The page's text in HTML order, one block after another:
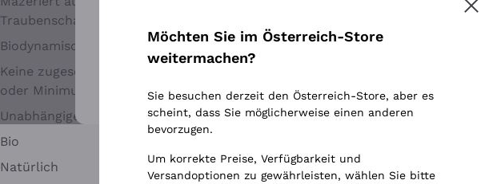
Traubenschalen
Biodynamisch
Keine zugesetzten Sulfite
oder Minimum
Unabhängige Weinbauern
Bio
Natürlich
Occhipinti Arianna
Biondi Santi
Argiolas
Zenato
Ca' dei Frati
Chardonnay
Weitere Informationen finden Sie in unserem Datenschutz-Bestimmungen
Möchten Sie im Österreich-Store
weitermachen?
Sie besuchen derzeit den Österreich-Store, aber es
scheint, dass Sie möglicherweise einen anderen
bevorzugen.
Um korrekte Preise, Verfügbarkeit und
Versandoptionen zu gewährleisten, wählen Sie bitte